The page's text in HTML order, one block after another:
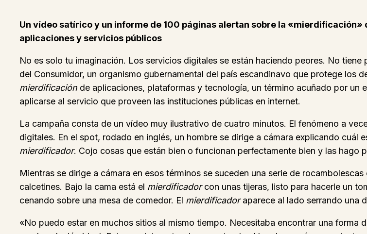
Un vídeo satírico y un informe de 100 páginas alertan sobre la
aplicaciones y servicios públicos
No es solo tu imaginación. Los servicios digitales se están haciendo peores. No
del Consumidor, un organismo gubernamental del país escandinavo que protege los
mierdificación de aplicaciones, plataformas y tecnología, un término acuñado por
aplicarse al servicio que proveen las instituciones públicas en internet.
La campaña consta de un vídeo muy ilustrativo de cuatro minutos. El fenómeno a
digitales. En el spot, rodado en inglés, un hombre se dirige a cámara explicando cuál
mierdificador. Cojo cosas que están bien o funcionan perfectamente bien y las hago
Mientras se dirige a cámara en esos términos se suceden una serie de
calcetines. Bajo la cama está el mierdificadorcon unas tijeras, listo para hacerle un
cenando sobre una mesa de comedor. El mierdificadoraparece al lado serrando una
«No puedo estar en muchos sitios al mismo tiempo. Necesitaba encontrar una forma